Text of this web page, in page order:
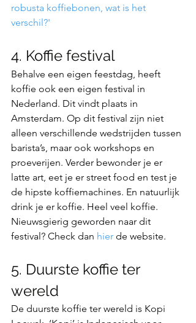
robusta koffiebonen, wat is het
verschil?'
4. Koffie festival
Behalve een eigen feestdag, heeft
koffie ook een eigen festival in
Nederland. Dit vindt plaats in
Amsterdam. Op dit festival zijn niet
alleen verschillende wedstrijden tussen
barista’s, maar ook workshops en
proeverijen. Verder bewonder je er
latte art, eet je er street food en test je
de hipste koffiemachines. En natuurlijk
drink je er koffie. Heel veel koffie.
Nieuwsgierig geworden naar dit
festival? Check dan hier de website.
5. Duurste koffie ter
wereld
De duurste koffie ter wereld is Kopi